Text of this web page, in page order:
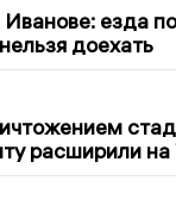
езда
доехать
расширили на